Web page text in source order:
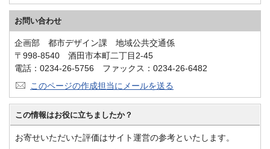
お問い合わせ
企画部 都市デザイン課 地域公共交通係
〒998-8540 酒田市本町二丁目2-45
電話：0234-26-5756 ファックス：0234-26-6482
このページの作成担当にメールを送る
この情報はお役に立ちましたか？
お寄せいただいた評価はサイト運営の参考といたします。